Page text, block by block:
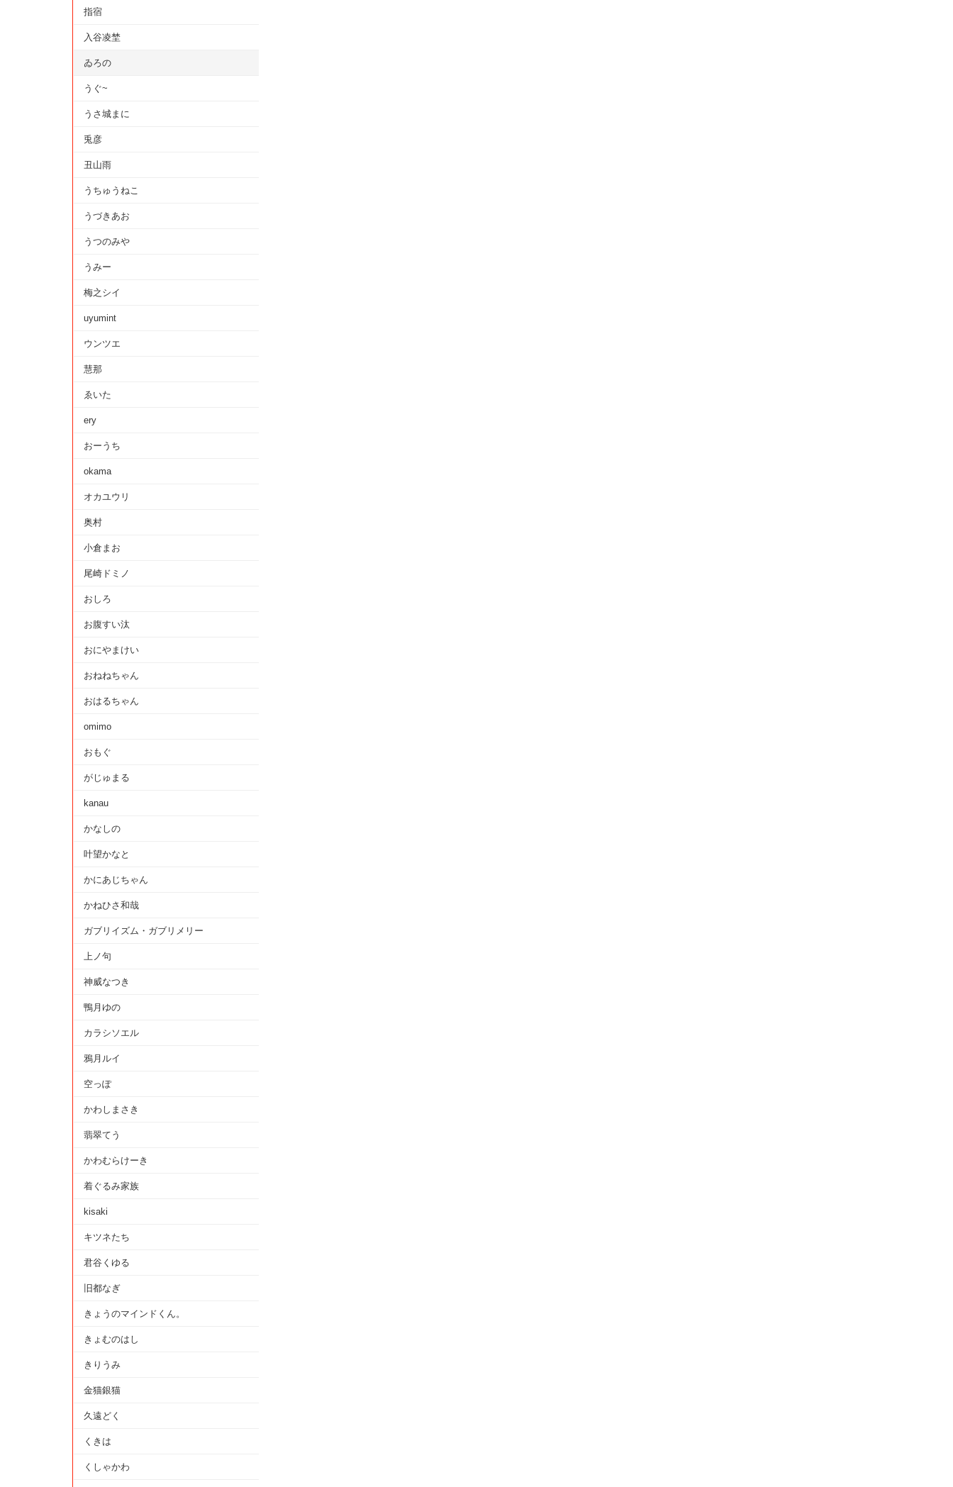
指宿
入谷凌埜
ゐろの
うぐ~
うさ城まに
兎彦
丑山雨
うちゅうねこ
うづきあお
うつのみや
うみー
梅之シイ
uyumint
ウンツエ
慧那
ゑいた
ery
おーうち
okama
オカユウリ
奥村
小倉まお
尾崎ドミノ
おしろ
お腹すい汰
おにやまけい
おねねちゃん
おはるちゃん
omimo
おもぐ
がじゅまる
kanau
かなしの
叶望かなと
かにあじちゃん
かねひさ和哉
ガブリイズム・ガブリメリー
上ノ句
神威なつき
鴨月ゆの
カラシソエル
鴉月ルイ
空っぽ
かわしまさき
翡翠てう
かわむらけーき
着ぐるみ家族
kisaki
キツネたち
君谷くゆる
旧都なぎ
きょうのマインドくん。
きょむのはし
きりうみ
金猫銀猫
久遠どく
くきは
くしゃかわ